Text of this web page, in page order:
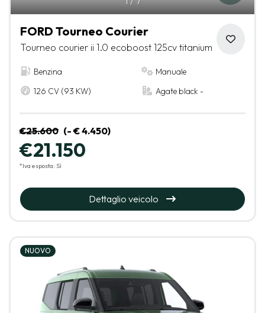
FORD Tourneo Courier
Tourneo courier ii 1.0 ecoboost 125cv titanium
Benzina
Manuale
126 CV (93 KW)
Agate black -
€25.600 (- € 4.450)
€21.150
*Iva esposta: Sì
Dettaglio veicolo
NUOVO